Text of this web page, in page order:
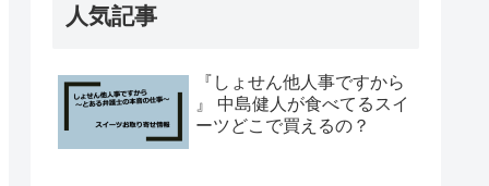
人気記事
『しょせん他人事ですから
』 中島健人が食べてるスイ
ーツどこで買えるの？